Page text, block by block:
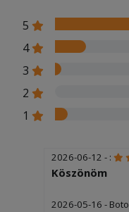
5
4
3
2
1
2026-06-12 - :
Köszönöm
2026-05-16 -